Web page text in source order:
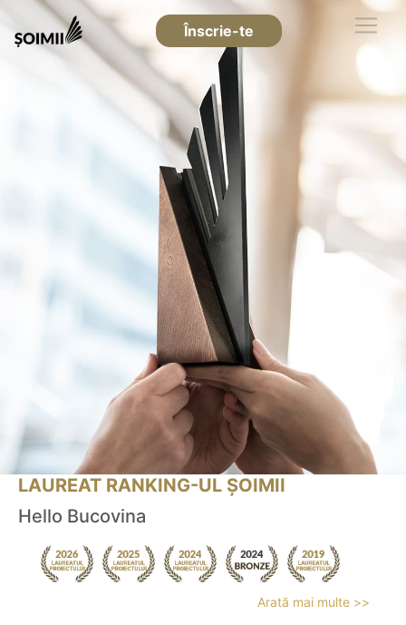
Înscrie-te
LAUREAT RANKING-UL ȘOIMII
Hello Bucovina
Arată mai multe >>